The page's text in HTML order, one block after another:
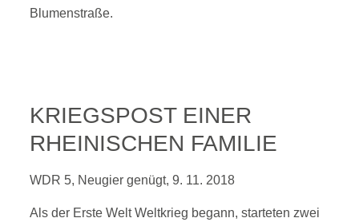
Blumenstraße.
KRIEGSPOST EINER
RHEINISCHEN FAMILIE
WDR 5, Neugier genügt, 9. 11. 2018
Als der Erste Welt Weltkrieg begann, starteten zwei